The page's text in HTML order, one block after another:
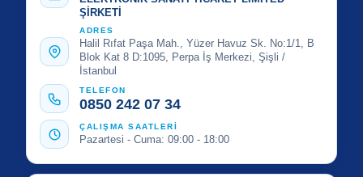
ŞİRKETİ
ADRES
Halil Rıfat Paşa Mah., Yüzer Havuz Sk. No:1/1, B
Blok Kat 8 D:1095, Perpa İş Merkezi, Şişli /
İstanbul
TELEFON
0850 242 07 34
ÇALIŞMA SAATLERİ
Pazartesi - Cuma: 09:00 - 18:00